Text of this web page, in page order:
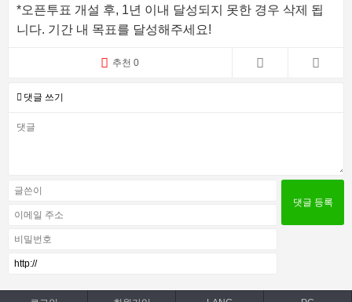
*오픈투표 개설 후, 1년 이내 달성되지 못한 경우 삭제 됩
니다. 기간 내 목표를 달성해주세요!
추천 0
댓글 쓰기